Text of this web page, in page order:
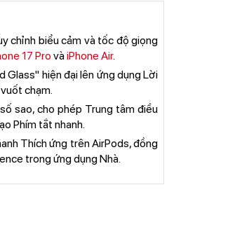
chỉnh biểu cảm và tốc độ giọng
17 Pro vàiPhone Air.
Glass" hiện đại lên ứng dụng Lời
chạm.
sao, cho phép Trung tâm điều
Phím tắt nhanh.
Thích ứng trên AirPods, đồng
trong ứng dụng Nhà.